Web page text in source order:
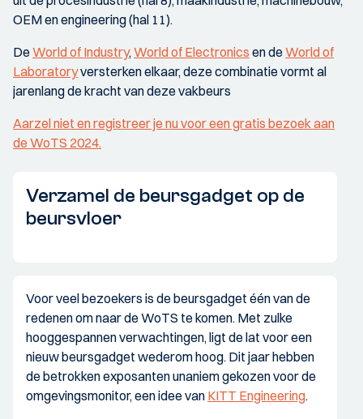
OEM en engineering (hal 11).
DeWorld of Industry,World of Electronics en deWorld of
Laboratoryversterken elkaar, deze combinatie vormt al
jarenlang de kracht van deze vakbeurs
Aarzel niet en registreer je nu voor een gratis bezoek aan
de WoTS 2024.
Verzamel de beursgadget op de
beursvloer
Voor veel bezoekers is de beursgadget één van de
redenen om naar de WoTS te komen. Met zulke
hooggespannen verwachtingen, ligt de lat voor een
nieuw beursgadget wederom hoog. Dit jaar hebben
de betrokken exposanten unaniem gekozen voor de
omgevingsmonitor, een idee van KITT Engineering.